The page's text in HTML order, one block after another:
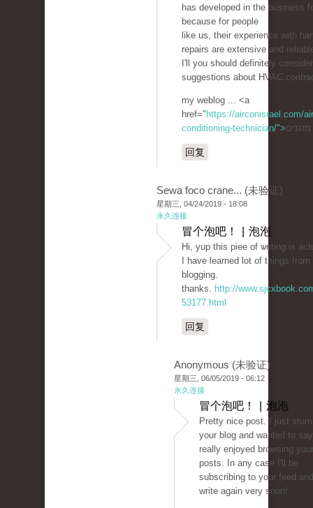
has developed in the business
because for people
like us, their experience with
repairs are extensive and
I'll you should definitely
suggestions about HVAC
my weblog ... <a
href=" https://airconisrael.com/
conditioning-technician/">
回复
Sewa foco crane... (未验证)
星期三, 04/24/2019 - 18:08
永久连接
冒个泡吧！ | 泡泡
Hi, yup this piee of ѡriting is
I have learned lot of thingѕ
blogging.
thanks. http://
53177.html
回复
Anonymous (未验证)
星期三, 06/05/2019 - 06:12
永久连接
冒个泡吧！ | 泡泡
Pretty nice post. I just
your blog and wanted to
really enjoyed browsing
posts. In any case I'll be
subscribing to your feed
write again very soon!